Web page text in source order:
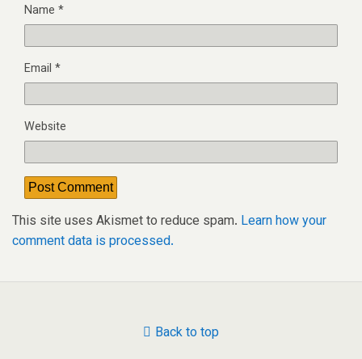
Name *
Email *
Website
This site uses Akismet to reduce spam. Learn how your
comment data is processed.
Back to top